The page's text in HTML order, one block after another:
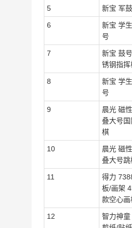
5 新宝 军鼓
6
新宝 学
号
7
新宝 鼓
锈钢指挥
8
新宝 学
号
9
晨光 磁
叠大号国
棋
10
晨光 磁
叠大号跳
11
得力
板/画架
款空心画
12
智力神